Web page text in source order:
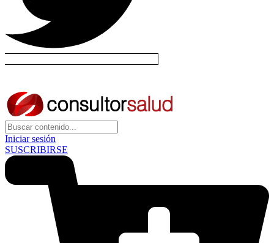
Iniciar sesión
SUSCRIBIRSE